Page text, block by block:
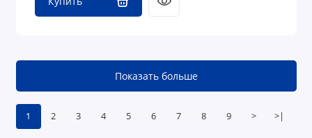
1 2 3 4 5 6 7 8 9 > >|
Показать больше